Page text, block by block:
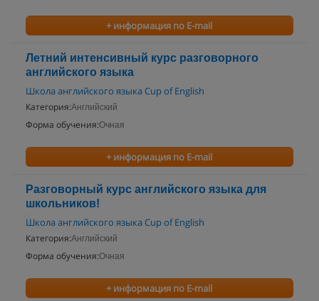
+ информация по E-mail
Летний интенсивный курс разговорного
английского языка
Школа английского языка Cup of English
Категория:Английский
Форма обучения:Очная
+ информация по E-mail
Разговорный курс английского языка для
школьников!
Школа английского языка Cup of English
Категория:Английский
Форма обучения:Очная
+ информация по E-mail